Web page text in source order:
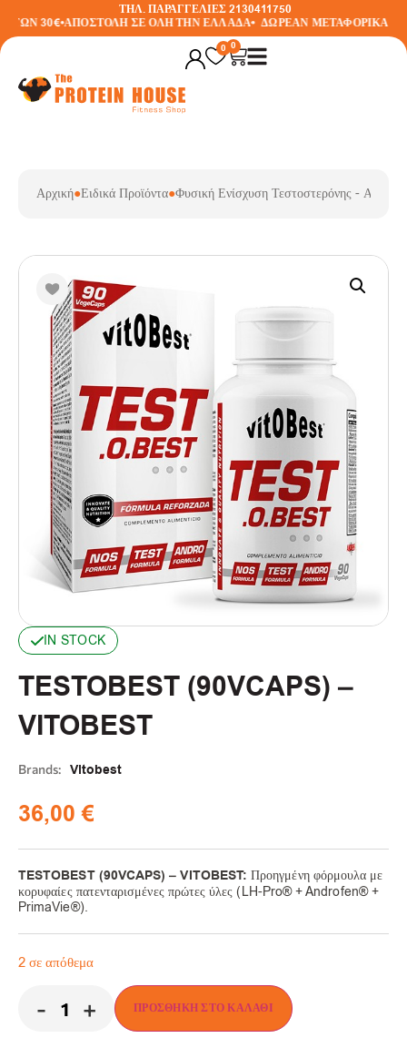
ΤΗΛ. ΠΑΡΑΓΓΕΛΙΕΣ 2130411750
30€•ΑΠΟΣΤΟΛΗ ΣΕ ΟΛΗ ΤΗΝ ΕΛΛΑΔΑ• ΔΩΡΕΑΝ ΜΕΤΑΦΟΡΙΚΑ ΣΕ
0 0
Αρχική●Ειδικά Προϊόντα●Φυσική Ενίσχυση Τεστοστερόνης -
IN STOCK
TESTOBEST (90VCAPS) –
VITOBEST
Brands: Vitobest
36,00€
TESTOBEST (90VCAPS) – VITOBEST: Προηγμένη φόρμουλα με
κορυφαίες πατενταρισμένες πρώτες ύλες (LH-Pro® + Androfen® +
PrimaVie®).
2 σε απόθεμα
- + ΠΡΟΣΘΉΚΗ ΣΤΟ ΚΑΛΆΘΙ